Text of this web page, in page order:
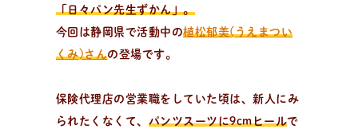
「日々パン先生ずかん」。
今回は静岡県で活動中の植松郁美(うえまつい
くみ)さんの登場です。
保険代理店の営業職をしていた頃は、新人にみ
られたくなくて、 パンツスーツに9cmヒールで